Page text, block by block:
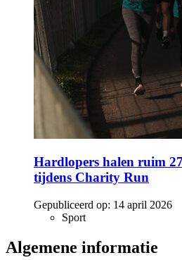
Hardlopers halen ruim
tijdens Charity Run
Gepubliceerd op: 14 april 2026
Sport
Algemene informatie